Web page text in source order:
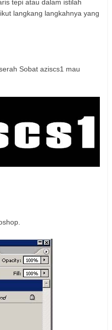
tepi atau dalam istilah
langkang langkahnya yang
Sobat aziscs1 mau